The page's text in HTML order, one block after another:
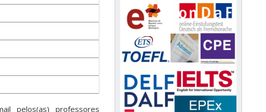
pelos(as) professores